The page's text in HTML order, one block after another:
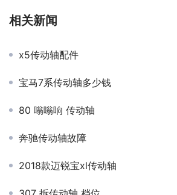
相关新闻
x5传动轴配件
宝马7系传动轴多少钱
80 嗡嗡响 传动轴
奔驰传动轴故障
2018款迈锐宝xl传动轴